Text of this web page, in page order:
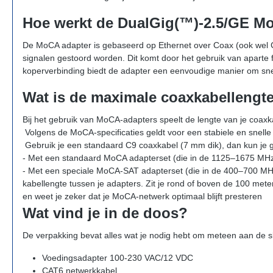
Hoe werkt de DualGig(™)-2.5/GE
De MoCA adapter is gebaseerd op Ethernet over Coax (ook
signalen gestoord worden. Dit komt door het gebruik van
koperverbinding biedt de adapter een eenvoudige manier om
Wat is de maximale
Bij het gebruik van MoCA-adapters speelt de lengte van je
Volgens de MoCA-specificaties geldt voor een stabiele en
Gebruik je een standaard C9 coaxkabel (7 mm dik), dan kun
- Met een standaard MoCA adapterset (die in de 1125–1675
- Met een speciale MoCA-SAT adapterset (die in de 400–700
kabellengte tussen je adapters. Zit je rond of boven de 100
en weet je zeker dat je MoCA-netwerk optimaal blijft presteren
Wat vind je in de doos?
De verpakking bevat alles wat je nodig hebt om meteen aan
Voedingsadapter 100-230 VAC/12 VDC
CAT6 netwerkkabel